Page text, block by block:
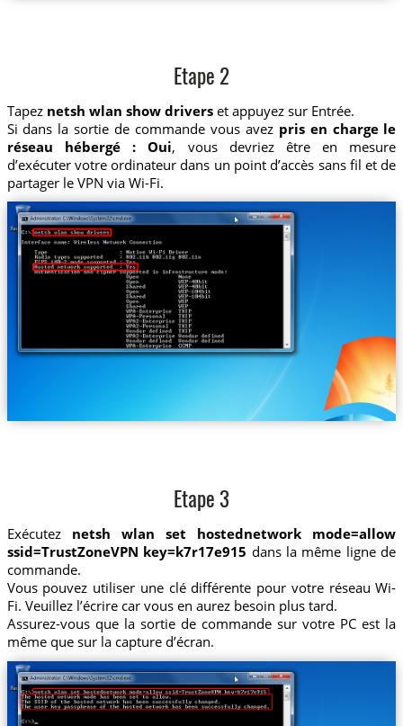
Etape 2
Tapez netsh wlan show driverset appuyez sur Entrée.
Si dans la sortie de commande vous avez pris en charge le
réseau hébergé : Oui, vous devriez être en mesure
d’exécuter votre ordinateur dans un point d’accès sans fil et de
partager le VPN via Wi-Fi.
Etape 3
Exécutez netsh wlan set hostednetwork mode=allow
ssid=TrustZoneVPN key=k7r17e915 dans la même ligne de
commande.
Vous pouvez utiliser une clé différente pour votre réseau Wi-
Fi. Veuillez l’écrire car vous en aurez besoin plus tard.
Assurez-vous que la sortie de commande sur votre PC est la
même que sur la capture d’écran.